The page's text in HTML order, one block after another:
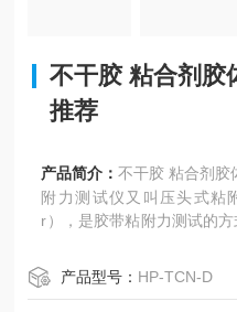
不干胶 粘合剂胶
推荐
产品简介：不干胶 粘合剂胶
附力测试仪又叫压头式粘
r），是胶带粘附力测试的
STM D2979 的规范等国际
剂企业、不干胶等检验检疫
产品型号： HP-TCN-D